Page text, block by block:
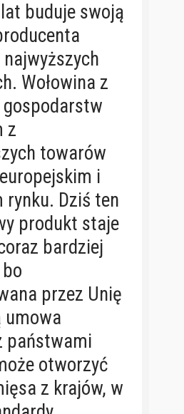
buduje swoją
Wołowina z
z
towarów
i
Dziś ten
produkt staje
bardziej
przez Unię
umowa
państwami
otworzyć
z krajów, w